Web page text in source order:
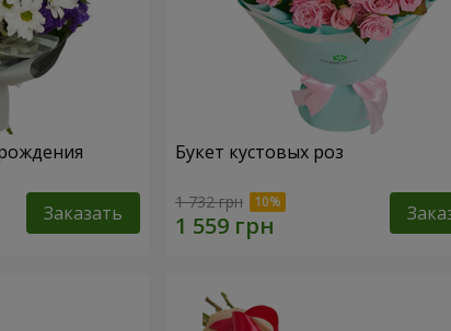
Заказать
Букет кустовых роз
1 732 грн